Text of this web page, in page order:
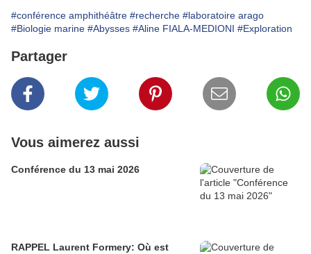
#conférence amphithéâtre #recherche #laboratoire arago
#Biologie marine #Abysses #Aline FIALA-MEDIONI #Exploration
Partager
Vous aimerez aussi
Conférence du 13 mai 2026
RAPPEL Laurent Formery: Où est